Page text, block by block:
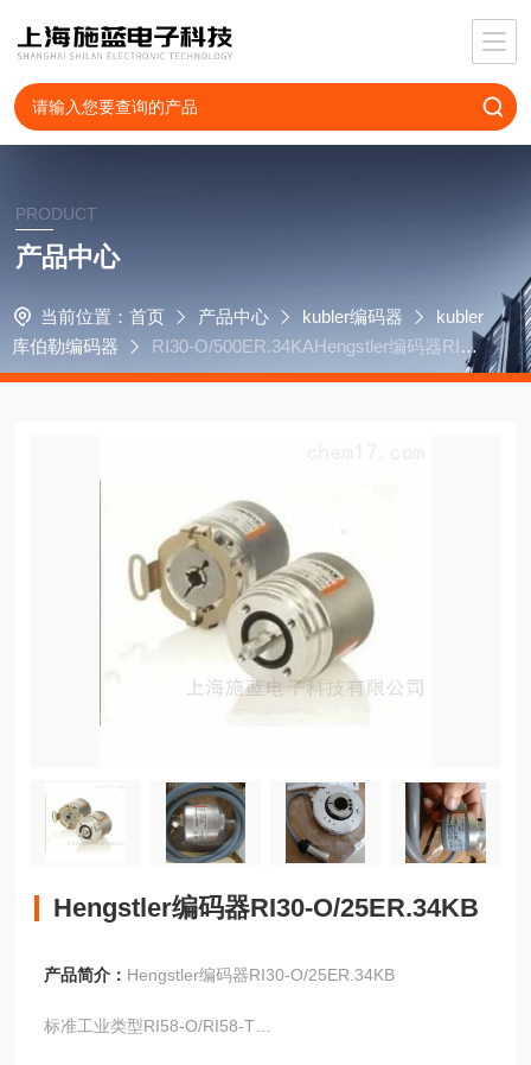
PRODUCT
产品中心
当前位置： 首页 产品中心 kubler编码器
kubler
库伯勒编码器
RI30-O/500ER.34KAHengstler编码器RI30
-O/25ER.34KB
Hengstler编码器RI30-O/25ER.34KB
产品简介： Hengstler编码器RI30-O/25ER.34KB
标准工业类型RI58-O/RI58-T